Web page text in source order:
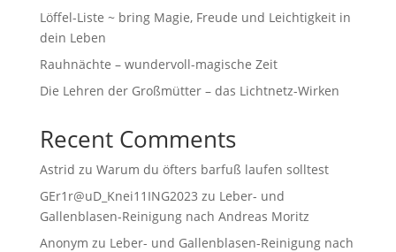
Löffel-Liste ~ bring Magie, Freude und Leichtigkeit in
dein Leben
Rauhnächte – wundervoll-magische Zeit
Die Lehren der Großmütter – das Lichtnetz-Wirken
Recent Comments
Astrid zu Warum du öfters barfuß laufen solltest
GEr1r@uD_Knei11ING2023 zu Leber- und
Gallenblasen-Reinigung nach Andreas Moritz
Anonym zu Leber- und Gallenblasen-Reinigung nach